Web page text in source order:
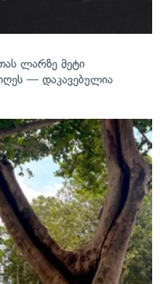
ლარზე მეტი
— დაკავებულია